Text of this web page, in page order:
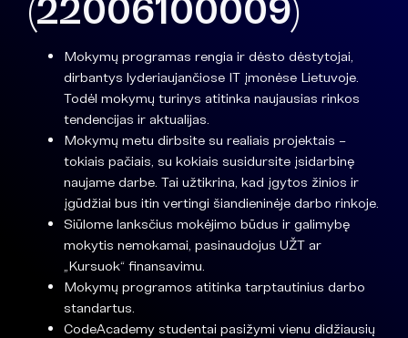
(22006100009)
Mokymų programas rengia ir dėsto dėstytojai,
dirbantys lyderiaujančiose IT įmonėse Lietuvoje.
Todėl mokymų turinys atitinka naujausias rinkos
tendencijas ir aktualijas.
Mokymų metu dirbsite su realiais projektais –
tokiais pačiais, su kokiais susidursite įsidarbinę
naujame darbe. Tai užtikrina, kad įgytos žinios ir
įgūdžiai bus itin vertingi šiandieninėje darbo rinkoje.
Siūlome lanksčius mokėjimo būdus ir galimybę
mokytis nemokamai, pasinaudojus UŽT ar
„Kursuok“ finansavimu.
Mokymų programos atitinka tarptautinius darbo
standartus.
CodeAcademy studentai pasižymi vienu didžiausių